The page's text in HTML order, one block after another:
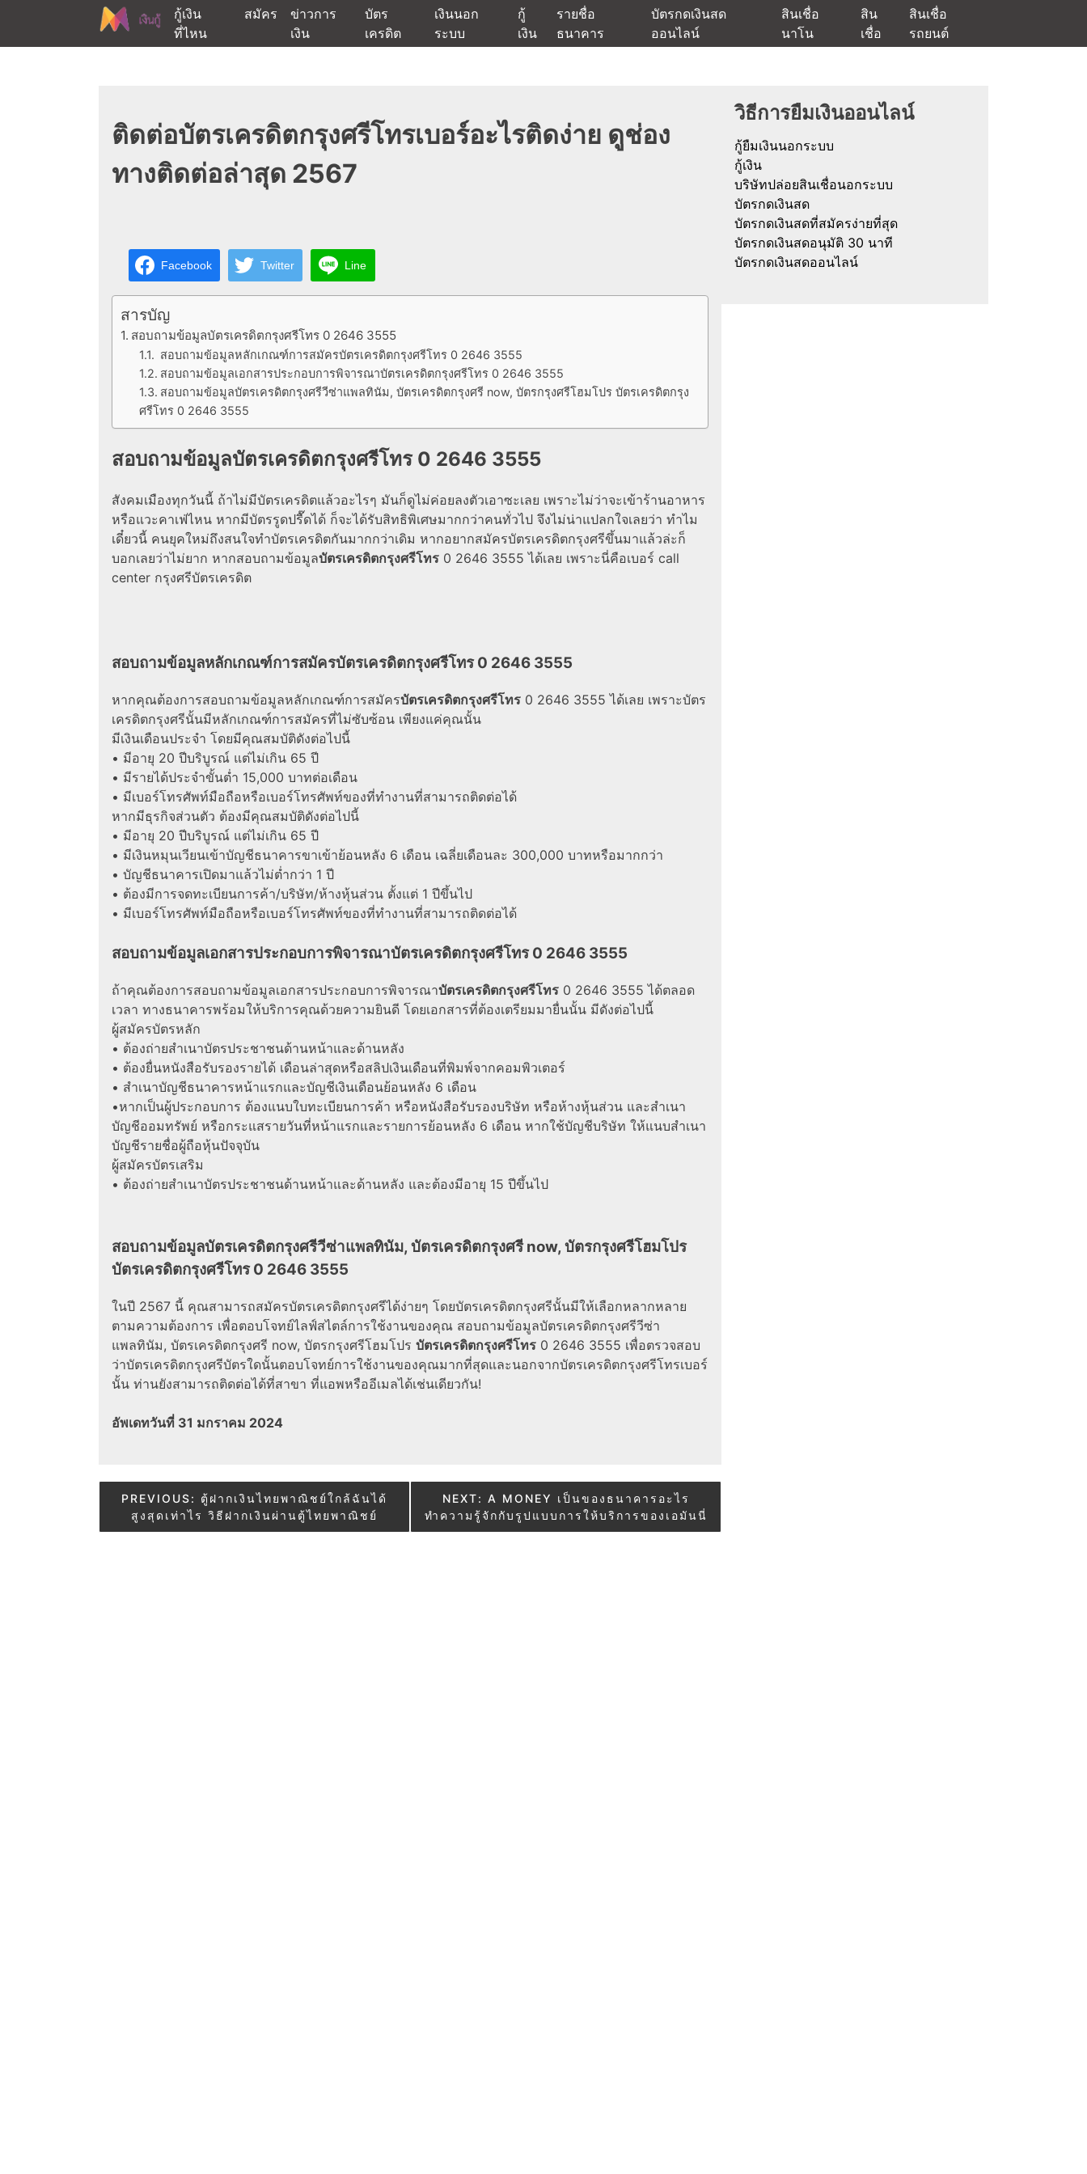
content
กู้เงิน
ที่ไหน
สมัคร
ข่าวการ
เงิน
บัตร
เครดิต
เงินนอก
ระบบ
กู้
เงิน
รายชื่อ
ธนาคาร
บัตรกดเงินสด
ออนไลน์
สินเชื่อ
นาโน
สิน
เชื่อ
สินเชื่อ
รถยนต์
ติดต่อบัตรเครดิตกรุงศรีโทรเบอร์อะไรติดง่าย ดูช่อง
ทางติดต่อล่าสุด 2567
Facebook Twitter Line
สารบัญ
สอบถามข้อมูลบัตรเครดิตกรุงศรีโทร 0 2646 3555
สอบถามข้อมูลหลักเกณฑ์การสมัครบัตรเครดิตกรุงศรีโทร 0 2646 3555
สอบถามข้อมูลเอกสารประกอบการพิจารณาบัตรเครดิตกรุงศรีโทร 0 2646 3555
สอบถามข้อมูลบัตรเครดิตกรุงศรีวีซ่าแพลทินัม, บัตรเครดิตกรุงศรี now, บัตรกรุงศรีโฮมโปร บัตรเครดิตกรุง
ศรีโทร 0 2646 3555
สอบถามข้อมูลบัตรเครดิตกรุงศรีโทร 0 2646 3555
สังคมเมืองทุกวันนี้ ถ้าไม่มีบัตรเครดิตแล้วอะไรๆ มันก็ดูไม่ค่อยลงตัวเอาซะเลย เพราะไม่ว่าจะเข้าร้านอาหาร
หรือแวะคาเฟ่ไหน หากมีบัตรรูดปรื๊ดได้ ก็จะได้รับสิทธิพิเศษมากกว่าคนทั่วไป จึงไม่น่าแปลกใจเลยว่า ทำไม
เดี๋ยวนี้ คนยุคใหม่ถึงสนใจทำบัตรเครดิตกันมากกว่าเดิม หากอยากสมัครบัตรเครดิตกรุงศรีขึ้นมาแล้วล่ะก็
บอกเลยว่าไม่ยาก หากสอบถามข้อมูลบัตรเครดิตกรุงศรีโทร 0 2646 3555 ได้เลย เพราะนี่คือเบอร์ call
center กรุงศรีบัตรเครดิต
สอบถามข้อมูลหลักเกณฑ์การสมัครบัตรเครดิตกรุงศรีโทร 0 2646 3555
หากคุณต้องการสอบถามข้อมูลหลักเกณฑ์การสมัครบัตรเครดิตกรุงศรีโทร 0 2646 3555 ได้เลย เพราะบัตร
เครดิตกรุงศรีนั้นมีหลักเกณฑ์การสมัครที่ไม่ซับซ้อน เพียงแค่คุณนั้น
มีเงินเดือนประจำ โดยมีคุณสมบัติดังต่อไปนี้
• มีอายุ 20 ปีบริบูรณ์ แต่ไม่เกิน 65 ปี
• มีรายได้ประจำขั้นต่ำ 15,000 บาทต่อเดือน
• มีเบอร์โทรศัพท์มือถือหรือเบอร์โทรศัพท์ของที่ทำงานที่สามารถติดต่อได้
หากมีธุรกิจส่วนตัว ต้องมีคุณสมบัติดังต่อไปนี้
• มีอายุ 20 ปีบริบูรณ์ แต่ไม่เกิน 65 ปี
• มีเงินหมุนเวียนเข้าบัญชีธนาคารขาเข้าย้อนหลัง 6 เดือน เฉลี่ยเดือนละ 300,000 บาทหรือมากกว่า
• บัญชีธนาคารเปิดมาแล้วไม่ต่ำกว่า 1 ปี
• ต้องมีการจดทะเบียนการค้า/บริษัท/ห้างหุ้นส่วน ตั้งแต่ 1 ปีขึ้นไป
• มีเบอร์โทรศัพท์มือถือหรือเบอร์โทรศัพท์ของที่ทำงานที่สามารถติดต่อได้
สอบถามข้อมูลเอกสารประกอบการพิจารณาบัตรเครดิตกรุงศรีโทร 0 2646 3555
ถ้าคุณต้องการสอบถามข้อมูลเอกสารประกอบการพิจารณาบัตรเครดิตกรุงศรีโทร 0 2646 3555 ได้ตลอด
เวลา ทางธนาคารพร้อมให้บริการคุณด้วยความยินดี โดยเอกสารที่ต้องเตรียมมายื่นนั้น มีดังต่อไปนี้
ผู้สมัครบัตรหลัก
• ต้องถ่ายสำเนาบัตรประชาชนด้านหน้าและด้านหลัง
• ต้องยื่นหนังสือรับรองรายได้ เดือนล่าสุดหรือสลิปเงินเดือนที่พิมพ์จากคอมพิวเตอร์
• สำเนาบัญชีธนาคารหน้าแรกและบัญชีเงินเดือนย้อนหลัง 6 เดือน
•หากเป็นผู้ประกอบการ ต้องแนบใบทะเบียนการค้า หรือหนังสือรับรองบริษัท หรือห้างหุ้นส่วน และสำเนา
บัญชีออมทรัพย์ หรือกระแสรายวันที่หน้าแรกและรายการย้อนหลัง 6 เดือน หากใช้บัญชีบริษัท ให้แนบสำเนา
บัญชีรายชื่อผู้ถือหุ้นปัจจุบัน
ผู้สมัครบัตรเสริม
• ต้องถ่ายสำเนาบัตรประชาชนด้านหน้าและด้านหลัง และต้องมีอายุ 15 ปีขึ้นไป
สอบถามข้อมูลบัตรเครดิตกรุงศรีวีซ่าแพลทินัม, บัตรเครดิตกรุงศรี now, บัตรกรุงศรีโฮมโปร
บัตรเครดิตกรุงศรีโทร 0 2646 3555
ในปี 2567 นี้ คุณสามารถสมัครบัตรเครดิตกรุงศรีได้ง่ายๆ โดยบัตรเครดิตกรุงศรีนั้นมีให้เลือกหลากหลาย
ตามความต้องการ เพื่อตอบโจทย์ไลฟ์สไตล์การใช้งานของคุณ สอบถามข้อมูลบัตรเครดิตกรุงศรีวีซ่า
แพลทินัม, บัตรเครดิตกรุงศรี now, บัตรกรุงศรีโฮมโปร บัตรเครดิตกรุงศรีโทร 0 2646 3555 เพื่อตรวจสอบ
ว่าบัตรเครดิตกรุงศรีบัตรใดนั้นตอบโจทย์การใช้งานของคุณมากที่สุดและนอกจากบัตรเครดิตกรุงศรีโทรเบอร์
นั้น ท่านยังสามารถติดต่อได้ที่สาขา ที่แอพหรืออีเมลได้เช่นเดียวกัน!
อัพเดทวันที่ 31 มกราคม 2024
Post
navigation
PREVIOUS: ตู้ฝากเงินไทยพาณิชย์ใกล้ฉันได้
สูงสุดเท่าไร วิธีฝากเงินผ่านตู้ไทยพาณิชย์
NEXT: A MONEY เป็นของธนาคารอะไร
ทำความรู้จักกับรูปแบบการให้บริการของเอมันนี่
วิธีการยืมเงินออนไลน์
กู้ยืมเงินนอกระบบ
กู้เงิน
บริษัทปล่อยสินเชื่อนอกระบบ
บัตรกดเงินสด
บัตรกดเงินสดที่สมัครง่ายที่สุด
บัตรกดเงินสดอนุมัติ 30 นาที
บัตรกดเงินสดออนไลน์